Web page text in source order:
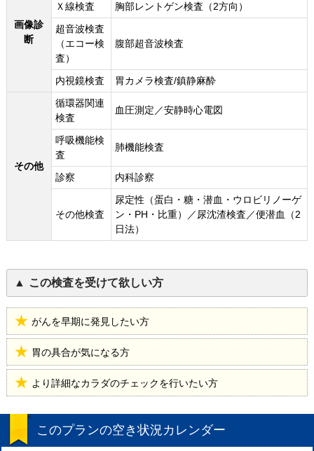
画像診
断
Ｘ線検査
胸部レントゲン検査（2方向）
超音波検査
（エコー検
査）
腹部超音波検査
内視鏡検査 胃カメラ検査/鎮静麻酔
その他
循環器関連
検査
血圧測定／安静時心電図
呼吸機能検
査
肺機能検査
診察 内科診察
その他検査
尿定性（蛋白・糖・潜血・ウロビリノーゲ
ン・PH・比重）／尿沈渣検査／便潜血（2
日法）
この検査を受けて欲しい方
がんを早期に発見したい方
胃の具合が気になる方
より詳細なカラダのチェックを行いたい方
このプランの空き状況カレンダー